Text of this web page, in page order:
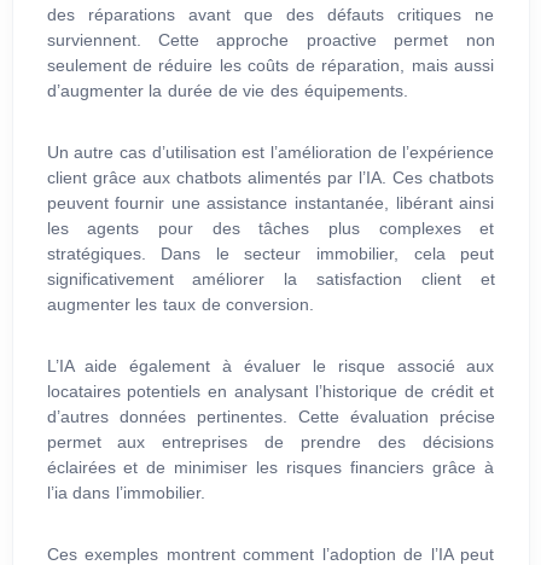
des réparations avant que des défauts critiques ne
surviennent. Cette approche proactive permet non
seulement de réduire les coûts de réparation, mais aussi
d’augmenter la durée de vie des équipements.
Un autre cas d’utilisation est l’amélioration de l’expérience
client grâce aux chatbots alimentés par l’IA. Ces chatbots
peuvent fournir une assistance instantanée, libérant ainsi
les agents pour des tâches plus complexes et
stratégiques. Dans le secteur immobilier, cela peut
significativement améliorer la satisfaction client et
augmenter les taux de conversion.
L’IA aide également à évaluer le risque associé aux
locataires potentiels en analysant l’historique de crédit et
d’autres données pertinentes. Cette évaluation précise
permet aux entreprises de prendre des décisions
éclairées et de minimiser les risques financiers grâce à
l’ia dans l’immobilier.
Ces exemples montrent comment l’adoption de l’IA peut